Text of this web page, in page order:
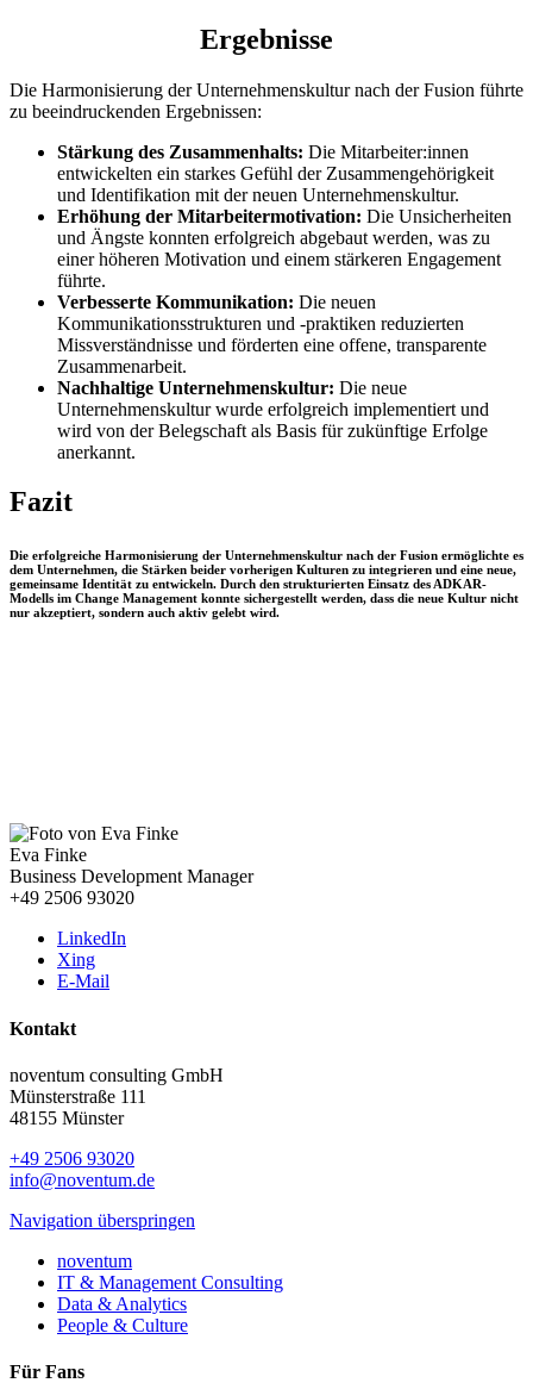
Ergebnisse
Die Harmonisierung der Unternehmenskultur nach der Fusion führte
zu beeindruckenden Ergebnissen:
Stärkung des Zusammenhalts: Die Mitarbeiter:innen
entwickelten ein starkes Gefühl der Zusammengehörigkeit
und Identifikation mit der neuen Unternehmenskultur.
Erhöhung der Mitarbeitermotivation: Die Unsicherheiten
und Ängste konnten erfolgreich abgebaut werden, was zu
einer höheren Motivation und einem stärkeren Engagement
führte.
Verbesserte Kommunikation: Die neuen
Kommunikationsstrukturen und -praktiken reduzierten
Missverständnisse und förderten eine offene, transparente
Zusammenarbeit.
Nachhaltige Unternehmenskultur: Die neue
Unternehmenskultur wurde erfolgreich implementiert und
wird von der Belegschaft als Basis für zukünftige Erfolge
anerkannt.
Fazit
Die erfolgreiche Harmonisierung der Unternehmenskultur nach der Fusion ermöglichte es
dem Unternehmen, die Stärken beider vorherigen Kulturen zu integrieren und eine neue,
gemeinsame Identität zu entwickeln. Durch den strukturierten Einsatz des ADKAR-
Modells im Change Management konnte sichergestellt werden, dass die neue Kultur nicht
nur akzeptiert, sondern auch aktiv gelebt wird.
Eva Finke
Business Development Manager
+49 2506 93020
LinkedIn
Xing
E-Mail
Kontakt
noventum consulting GmbH
Münsterstraße 111
48155 Münster
+49 2506 93020
info@noventum.de
Navigation überspringen
noventum
IT & Management Consulting
Data & Analytics
People & Culture
Für Fans